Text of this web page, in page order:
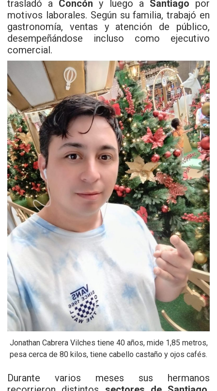
trasladó a Concón y luego a Santiago por
motivos laborales. Según su familia, trabajó en
gastronomía, ventas y atención de público,
desempeñándose incluso como ejecutivo
comercial.
Jonathan Cabrera Vilches tiene 40 años, mide 1,85 metros,
pesa cerca de 80 kilos, tiene cabello castaño y ojos cafés.
Durante varios meses sus hermanos